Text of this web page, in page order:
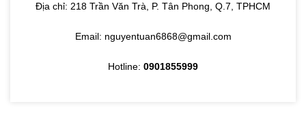
Địa chỉ: 218 Trần Văn Trà, P. Tân Phong, Q.7, TPHCM
Email: nguyentuan6868@gmail.com
Hotline: 0901855999